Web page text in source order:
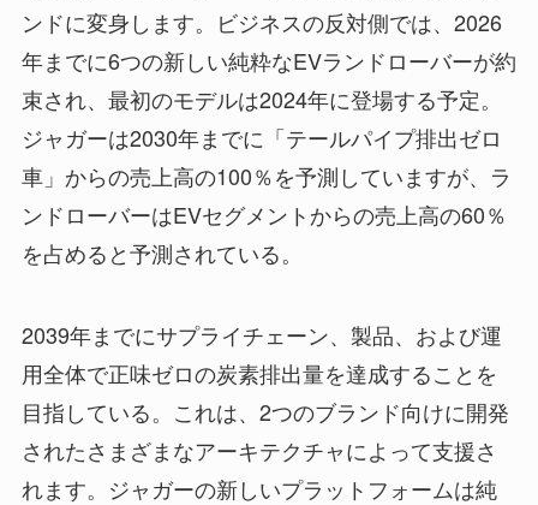
ンドに変身します。ビジネスの反対側では、2026
年までに6つの新しい純粋なEVランドローバーが約
束され、最初のモデルは2024年に登場する予定。
ジャガーは2030年までに「テールパイプ排出ゼロ
車」からの売上高の100％を予測していますが、ラ
ンドローバーはEVセグメントからの売上高の60％
を占めると予測されている。
2039年までにサプライチェーン、製品、および運
用全体で正味ゼロの炭素排出量を達成することを
目指している。これは、2つのブランド向けに開発
されたさまざまなアーキテクチャによって支援さ
れます。ジャガーの新しいプラットフォームは純